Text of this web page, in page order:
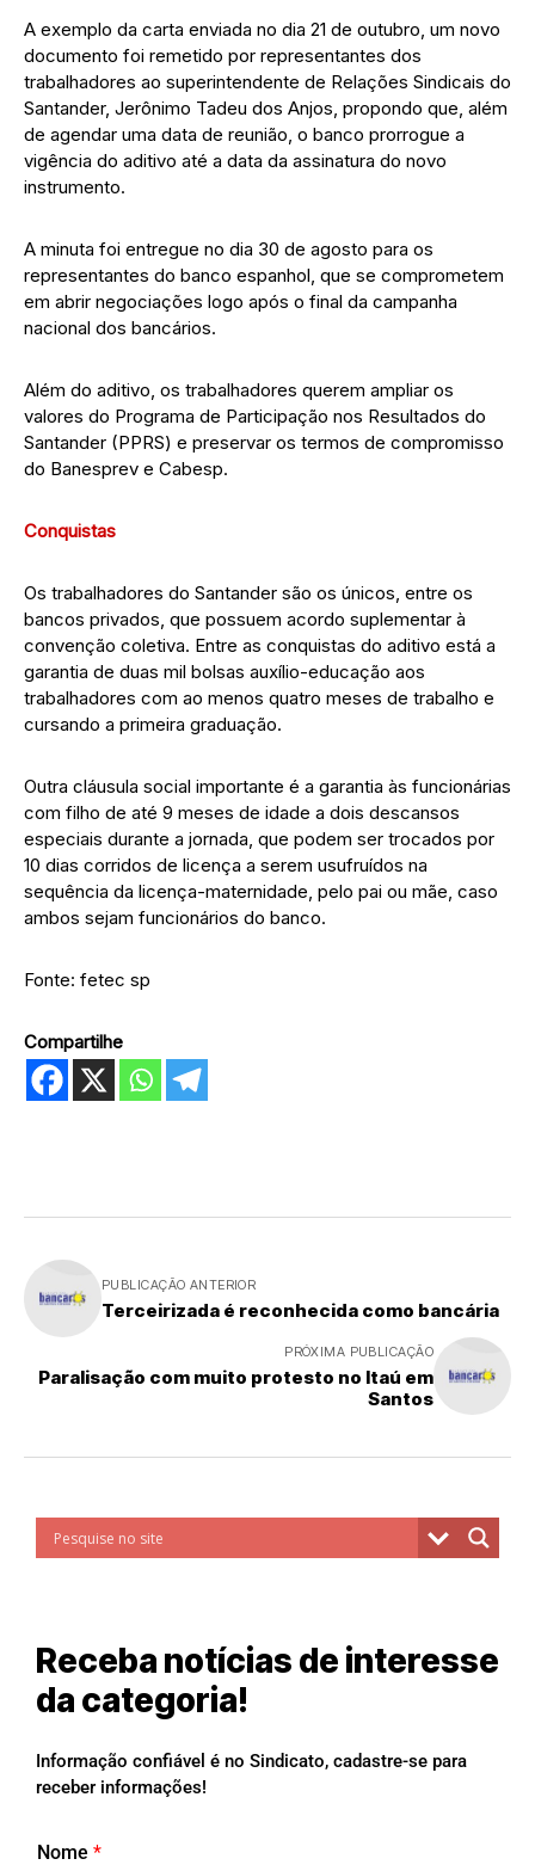
A exemplo da carta enviada no dia 21 de outubro, um novo
documento foi remetido por representantes dos
trabalhadores ao superintendente de Relações Sindicais do
Santander, Jerônimo Tadeu dos Anjos, propondo que, além
de agendar uma data de reunião, o banco prorrogue a
vigência do aditivo até a data da assinatura do novo
instrumento.
A minuta foi entregue no dia 30 de agosto para os
representantes do banco espanhol, que se comprometem
em abrir negociações logo após o final da campanha
nacional dos bancários.
Além do aditivo, os trabalhadores querem ampliar os
valores do Programa de Participação nos Resultados do
Santander (PPRS) e preservar os termos de compromisso
do Banesprev e Cabesp.
Conquistas
Os trabalhadores do Santander são os únicos, entre os
bancos privados, que possuem acordo suplementar à
convenção coletiva. Entre as conquistas do aditivo está a
garantia de duas mil bolsas auxílio-educação aos
trabalhadores com ao menos quatro meses de trabalho e
cursando a primeira graduação.
Outra cláusula social importante é a garantia às funcionárias
com filho de até 9 meses de idade a dois descansos
especiais durante a jornada, que podem ser trocados por
10 dias corridos de licença a serem usufruídos na
sequência da licença-maternidade, pelo pai ou mãe, caso
ambos sejam funcionários do banco.
Fonte: fetec sp
Compartilhe
PUBLICAÇÃO ANTERIOR
Terceirizada é reconhecida como bancária
PRÓXIMA PUBLICAÇÃO
Paralisação com muito protesto no Itaú em
Santos
Receba notícias de interesse
da categoria!
Informação confiável é no Sindicato, cadastre-se para
receber informações!
Nome *